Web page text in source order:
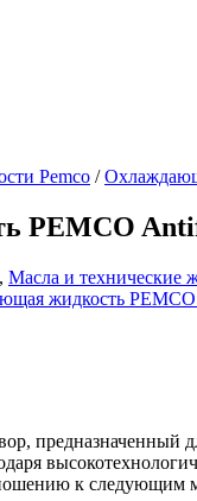
Pemco /
PEMCO
, Масла и технические
предназначенный
к следующим